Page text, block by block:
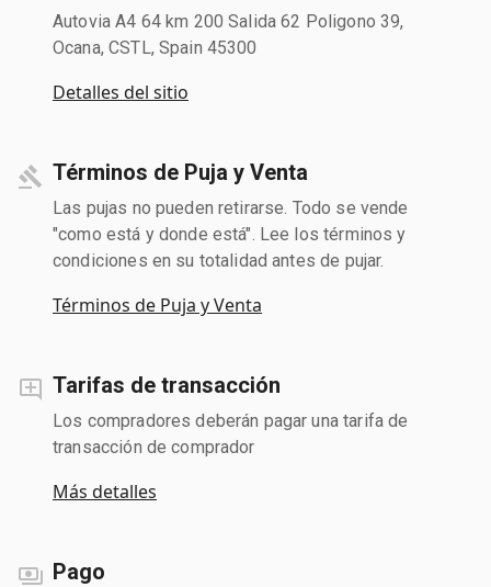
Autovia A4 64 km 200 Salida 62 Poligono 39,
Ocana, CSTL, Spain 45300
Detalles del sitio
Términos de Puja y Venta
Las pujas no pueden retirarse. Todo se vende
"como está y donde está". Lee los términos y
condiciones en su totalidad antes de pujar.
Términos de Puja y Venta
Tarifas de transacción
Los compradores deberán pagar una tarifa de
transacción de comprador
Más detalles
Pago